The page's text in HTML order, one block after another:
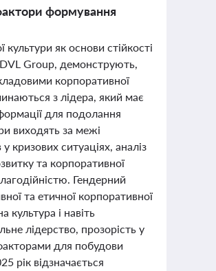
формування
як основи стійкості
DVL Group, демонструють,
корпоративної
з лідера, який має
для подолання
виходять за межі
кризових ситуаціях, аналіз
та корпоративної
Гендерний
та етичної корпоративної
культура і навіть
лідерство, прозорість у
для побудови
рік відзначається